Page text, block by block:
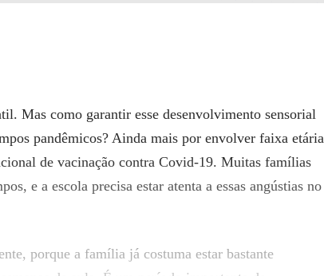
Mas como garantir esse desenvolvimento sensorial
pandêmicos? Ainda mais por envolver faixa etária
de vacinação contra Covid-19. Muitas famílias
e a escola precisa estar atenta a essas angústias no
porque a família já costuma estar bastante